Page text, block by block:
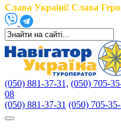
Слава Україні! Слава
(050) 881-37-31, (050) 705-
08
(050) 881-37-31 (050) 705-